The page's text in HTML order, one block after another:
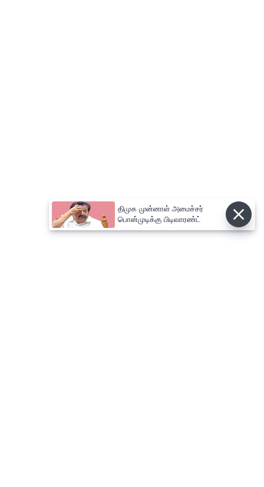
திமுக முன்னாள் அமைச்சர்
பொன்முடிக்கு பிடிவாரண்ட்